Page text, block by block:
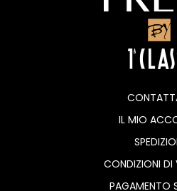
IL MIO
CONDIZIONI DI
PAGAMENTO